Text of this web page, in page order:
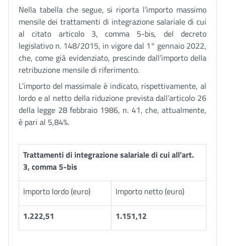
Nella tabella che segue, si riporta l’importo massimo
mensile dei trattamenti di integrazione salariale di cui
al citato articolo 3, comma 5-bis, del decreto
legislativo n. 148/2015, in vigore dal 1° gennaio 2022,
che, come già evidenziato, prescinde dall’importo della
retribuzione mensile di riferimento.
L’importo del massimale è indicato, rispettivamente, al
lordo e al netto della riduzione prevista dall’articolo 26
della legge 28 febbraio 1986, n. 41, che, attualmente,
è pari al 5,84%.
Trattamenti di integrazione salariale di cui all’art.
3, comma 5-bis
Importo lordo (euro) Importo netto (euro)
1.222,51 1.151,12